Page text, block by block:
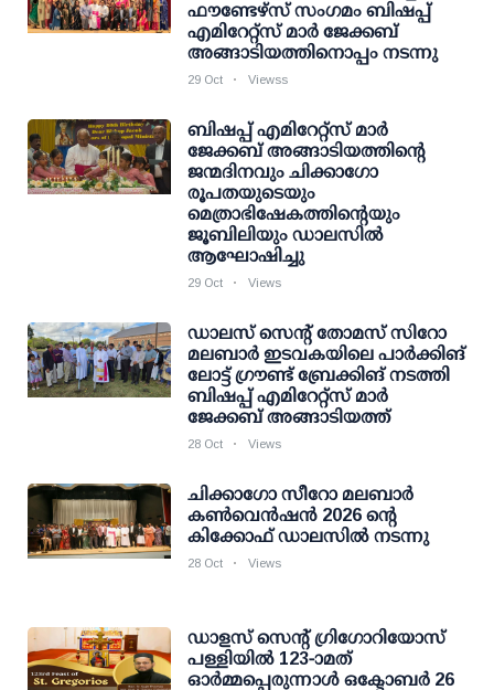
ഫൗണ്ടേഴ്സ് സം​ഗമം ബിഷപ്പ്
എമിറേറ്റ്സ് മാർ ജേക്കബ്
അങ്ങാടിയത്തിനൊപ്പം നടന്നു
29 Oct Viewss
ബിഷപ്പ് എമിറേറ്റ്സ് മാർ
ജേക്കബ് അങ്ങാടിയത്തിന്റെ
ജന്മദിനവും ചിക്കാ​ഗോ
രൂപതയുടെയും
മെത്രാഭിഷേകത്തിന്റെയും
ജൂബിലിയും ഡാലസിൽ
ആഘോഷിച്ചു
29 Oct Views
ഡാലസ് സെന്റ് തോമസ് സിറോ
മലബാർ ഇടവകയിലെ പാർക്കിങ്
ലോട്ട് ​ഗ്രൗണ്ട് ബ്രേക്കിങ് നടത്തി
ബിഷപ്പ് എമിറേറ്റ്സ് മാർ
ജേക്കബ് അങ്ങാടിയത്ത്
28 Oct Views
ചിക്കാഗോ സീറോ മലബാർ
കൺവെൻഷൻ 2026 ന്റെ
കിക്കോഫ് ഡാലസിൽ നടന്നു
28 Oct Views
ഡാളസ് സെന്റ് ഗ്രിഗോറിയോസ്
പള്ളിയില്‍ 123-ാമത്
ഓര്‍മ്മപ്പെരുന്നാള്‍ ഒക്ടോബര്‍ 26